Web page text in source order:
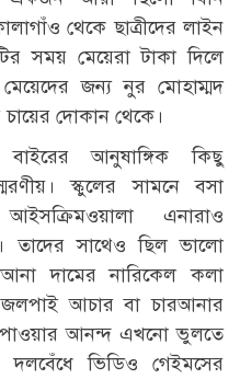
থেকে ছাত্রীদের লাইন
সময় মেয়েরা টাকা দিলে
জন্য নুর মোহাম্মদ
দোকান থেকে।
বাইরের আনুষাঙ্গিক কিছু
স্কুলের সামনে বসা
আইসক্রিমওয়ালা এনারাও
তাদের সাথেও ছিল ভালো
দামের নারিকেল কলা
আচার বা চারআনার
আনন্দ এখনো ভুলতে
দলবেঁধে ভিডিও গেইমসের